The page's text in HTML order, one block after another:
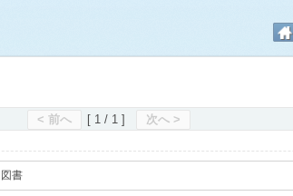
< 前へ [ 1 / 1 ] 次へ >
図書